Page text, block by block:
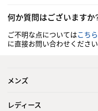
何か質問はございますか
ご不明な点についてはこちら
に直接お問い合わせください
メンズ
レディース